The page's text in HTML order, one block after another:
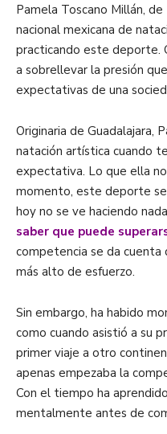
Pamela Toscano Millán,
nacional mexicana de
practicando este deporte.
a sobrellevar la presión
expectativas de una
Originaria de Guadalajara,
natación artística cuando
expectativa. Lo que ella
momento, este deporte se
hoy no se ve haciendo
saber que puede
competencia se da cuenta
más alto de esfuerzo.
Sin embargo, ha habido
como cuando asistió a su
primer viaje a otro
apenas empezaba la
Con el tiempo ha
mentalmente antes de